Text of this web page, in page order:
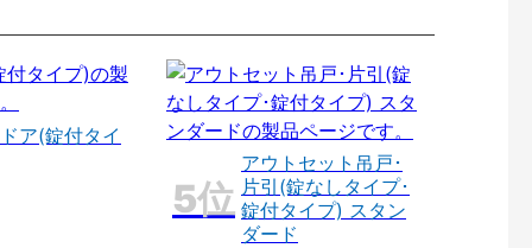
ア(錠付タイ
アウトセット吊戸･
片引(錠なしタイプ･
錠付タイプ) スタン
ダード